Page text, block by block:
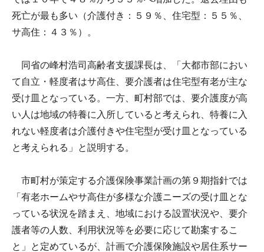
死亡が最も多い（介護付き：５９％、住宅型：５５％、
サ高住：４３％）。
同省の峰村浩司高齢者支援課長は、「大都市部におい
て自立・軽度者はサ高住、要介護者は住宅型有老が主な
受け皿となっている。一方、町村部では、要介護度が高
い人は地域の特養に入所していると考えられ、特養に入
れない軽度者は介護付きや住宅型が受け皿となっている
と考えられる」と説明する。
市町村が策定する介護保険事業計画の第９期指針では
「有老ホームやサ高住が多様な介護ニーズの受け皿とな
っている状況を踏まえ、地域における設置状況や、要介
護者等の人数、利用状況等を必要に応じて勘案するこ
と」と定めているが、計画で介護保険施設や居住系サー